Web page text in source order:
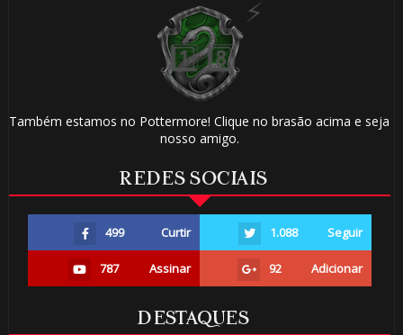
Também estamos no Pottermore! Clique no brasão acima e seja
nosso amigo.
REDES SOCIAIS
499 Curtir 1.088 Seguir
787 Assinar 92 Adicionar
DESTAQUES
1️⃣
8️⃣🎈
1️⃣
8️⃣
1️⃣ 8️⃣